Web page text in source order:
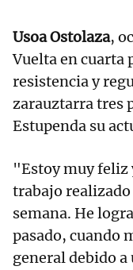
Usoa Ostolaza,
Vuelta en cuarta
resistencia y
zarauztarra tres
Estupenda su
"Estoy muy feliz
trabajo
semana. He
pasado, cuando
general debido a